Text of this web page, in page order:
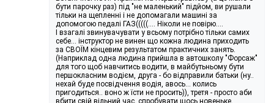
бути парочку раз) під "не маленький" підйом, ви рушали
тільки на щепленні і не допомагали машині за
допомогою педалі ГАЗ(((((.... Ніколи не повірю….
І взагалі звинувачувати у всьому потрібно тільки самих
себе... інструктор не винен що кожна людина приходить
за СВОЇМ кінцевим результатом практичних занять.
(Наприклад одна людина прийшла в автошколу "Форсаж"
для того щоб навчитись водити, в майбутьньому бути
першокласним водієм, друга - бо відправили батьки (ну..
нехай буде посвідчення водія, авось... колись
пригодиться.. воно ж їсти не просить)), третя - просто аби
вбити свій вільний час, спробувати щось новеньке,